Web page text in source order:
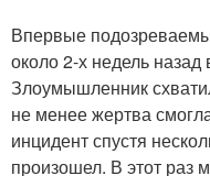
Впервые
около 2-х недель назад
Злоумышленник
не менее жертва
инцидент спустя
произошел. В этот раз